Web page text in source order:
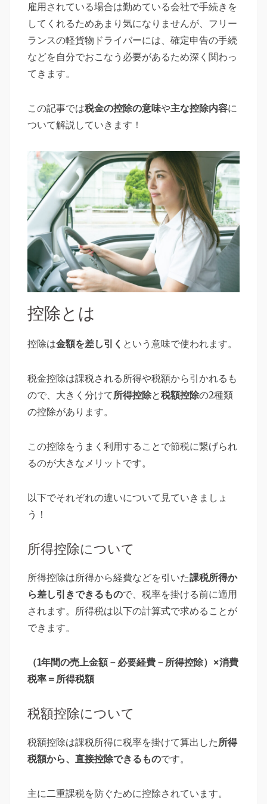
雇用されている場合は勤めている会社で手続きを
してくれるためあまり気になりませんが、フリー
ランスの軽貨物ドライバーには、確定申告の手続
などを自分でおこなう必要があるため深く関わっ
てきます。
この記事では税金の控除の意味や主な控除内容に
ついて解説していきます！
控除とは
控除は金額を差し引く という意味で使われます。
税金控除は課税される所得や税額から引かれるも
ので、大きく分けて所得控除と税額控除の2種類
の控除があります。
この控除をうまく利用することで節税に繋げられ
るのが大きなメリットです。
以下でそれぞれの違いについて見ていきましょ
う！
所得控除について
所得控除は所得から経費などを引いた課税所得か
ら差し引きできるもので、税率を掛ける前に適用
されます。所得税は以下の計算式で求めることが
できます。
（1年間の売上金額－必要経費－所得控除）×消費
税率＝所得税額
税額控除について
税額控除は課税所得に税率を掛けて算出した所得
税額から、直接控除できるものです。
主に二重課税を防ぐために控除されています。